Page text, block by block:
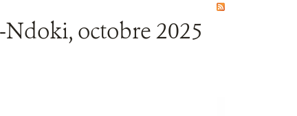
octobre 2025